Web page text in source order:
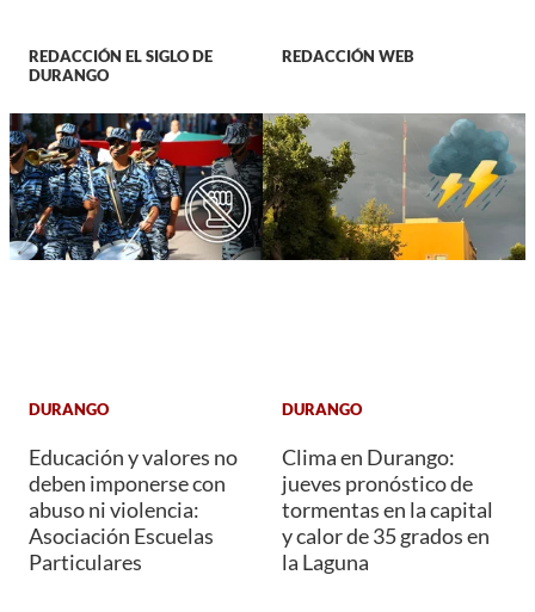
REDACCIÓN EL SIGLO DE
DURANGO
REDACCIÓN WEB
DURANGO
Educación y valores no
deben imponerse con
abuso ni violencia:
Asociación Escuelas
Particulares
DURANGO
Clima en Durango:
jueves pronóstico de
tormentas en la capital
y calor de 35 grados en
la Laguna